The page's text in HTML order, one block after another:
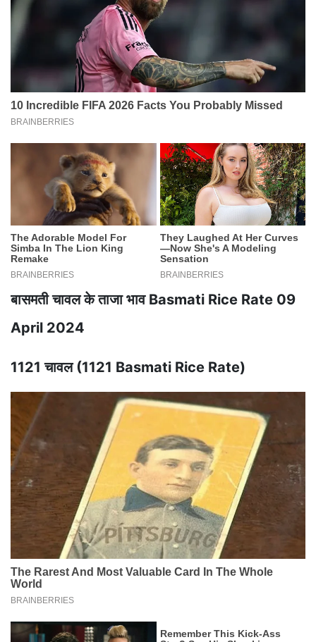
बासमती चावल के ताजा भाव Basmati Rice Rate 09
April 2024
1121 चावल (1121 Basmati Rice Rate)